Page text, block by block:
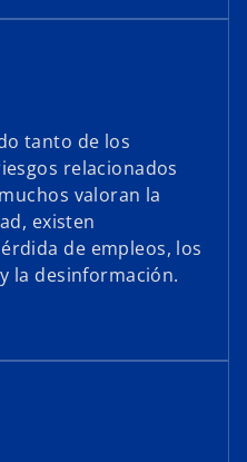
tanto de los
relacionados
valoran la
existen
de empleos, los
la desinformación.